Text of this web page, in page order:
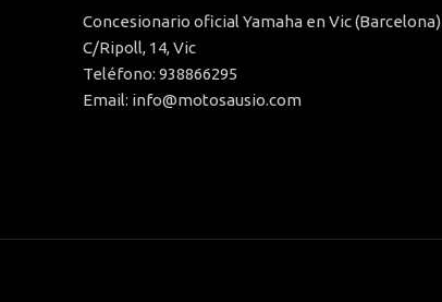
Concesionario oficial Yamaha en Vic (Barcelona)
C/Ripoll, 14, Vic
Teléfono: 938866295
Email: info@motosausio.com